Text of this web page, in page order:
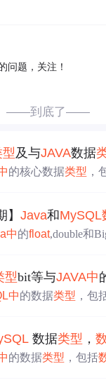
问题，关注！
——到底了——
及与JAVA数据
的核心数据类型 ，
等），并提供了
解和使用这些类型
】Java和MySQL
中的float,double和
图解创意编程》一
型bit等与JAVA中
中的数据类型 ，包
章还探讨了MySQL
供了实用的 数据库
数据类型 ，
的数据类型 ，包括